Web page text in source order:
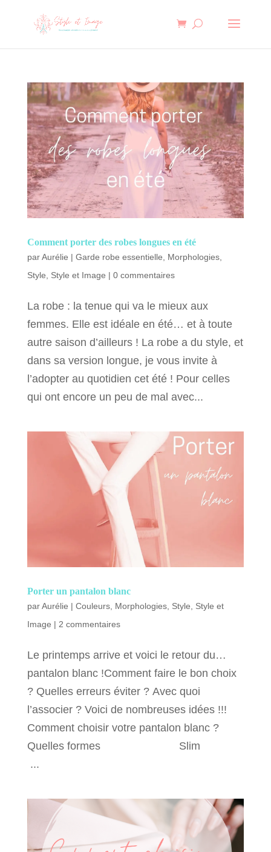
Comment porter des robes longues en été
parAurélie | Garde robe essentielle Morphologies,
Style
Style et Image | 0 commentaires
La robe : la tenue qui va le mieux aux
femmes. Elle est idéale en été… et à toute
autre saison d’ailleurs ! La robe a du style, et
dans sa version longue, je vous invite à
l’adopter au quotidien cet été ! Pour celles
qui ont encore un peu de mal avec...
Porter un pantalon blanc
parAurélie | Couleurs, Morphologies, Style
Style et
Image | 2 commentaires
Le printemps arrive et voici le retour du…
pantalon blanc !Comment faire le bon choix
? Quelles erreurs éviter ? Avec quoi
l’associer ? Voici de nombreuses idées !!!
Comment choisir votre pantalon blanc ?
Quelles formes Slim
...